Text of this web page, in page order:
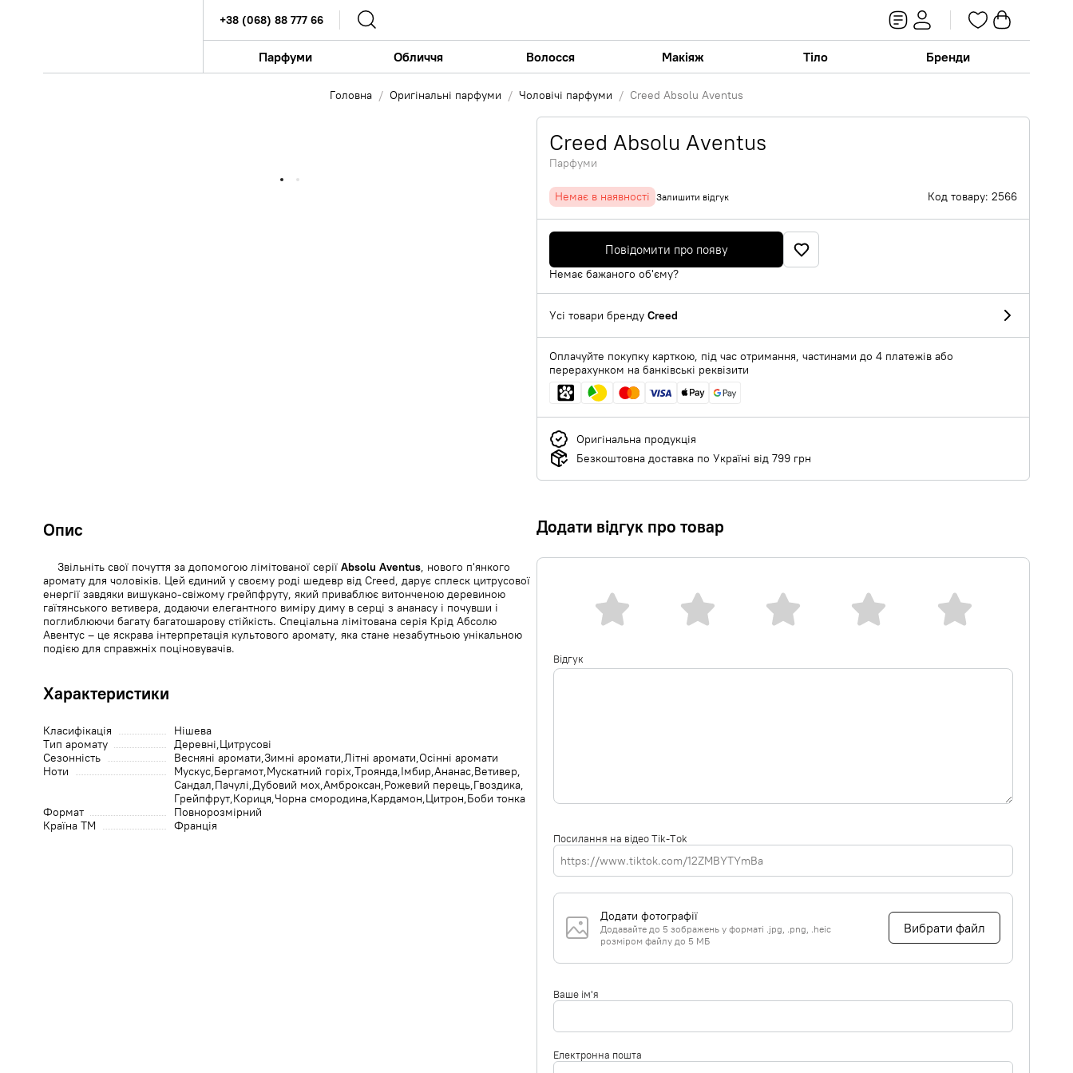
+38 (068) 88 777 66
Парфуми Обличчя Волосся Макіяж Тіло Бренди
Головна Оригінальні парфуми Чоловічі парфуми Creed Absolu Aventus
Creed Absolu Aventus
Парфуми
Немає в наявності Залишити відгук Код товару: 2566
Повідомити про появу
Немає бажаного об'єму?
Усі товари бренду Creed
Оплачуйте покупку карткою, під час отримання, частинами до 4 платежів або
перерахунком на банківські реквізити
Оригінальна продукція
Безкоштовна доставка по Україні від 799 грн
Опис
Звільніть свої почуття за допомогою лімітованої серії Absolu Aventus, нового п'янкого
аромату для чоловіків. Цей єдиний у своєму роді шедевр від Creed, дарує сплеск цитрусової
енергії завдяки вишукано-свіжому грейпфруту, який приваблює витонченою деревиною
гаїтянського ветивера, додаючи елегантного виміру диму в серці з ананасу і почувши і
поглиблюючи багату багатошарову стійкість. Спеціальна лімітована серія Крід Абсолю
Авентус – це яскрава інтерпретація культового аромату, яка стане незабутньою унікальною
подією для справжніх поціновувачів.
Характеристики
Класифікація
Нішева
Тип аромату
Деревні Цитрусові
Сезонність
Весняні аромати Зимні аромати Літні аромати Осінні аромати
Ноти
Мускус Бергамот Мускатний горіх Троянда Імбир Ананас Ветивер
Сандал Пачулі Дубовий мох Амброксан Рожевий перець Гвоздика
Грейпфрут Кориця Чорна смородина Кардамон Цитрон Боби тонка
Формат
Повнорозмірний
Країна ТМ
Франція
Додати відгук про товар
Відгук
Посилання на відео Tik-Tok
Додати фотографії
Додавайте до 5 зображень у форматі .jpg, .png, .heic
розміром файлу до 5 МБ
Вибрати файл
Ваше ім'я
Електронна пошта